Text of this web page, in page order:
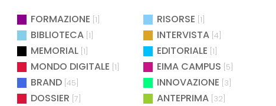
FORMAZIONE [1] RISORSE [1]
BIBLIOTECA [1] INTERVISTA [4]
MEMORIAL [1] EDITORIALE [1]
MONDO DIGITALE [1] EIMA CAMPUS [5]
BRAND [45] INNOVAZIONE [3]
DOSSIER [7] ANTEPRIMA [32]